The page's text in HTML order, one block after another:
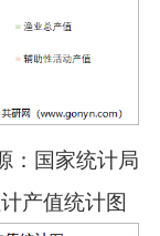
：国家统计局
产值统计图